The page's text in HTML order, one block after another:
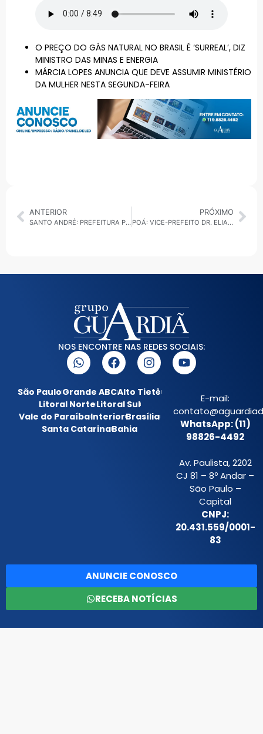
O PREÇO DO GÁS NATURAL NO BRASIL É ‘SURREAL’, DIZ
MINISTRO DAS MINAS E ENERGIA
MÁRCIA LOPES ANUNCIA QUE DEVE ASSUMIR MINISTÉRIO
DA MULHER NESTA SEGUNDA-FEIRA
ANTERIOR
SANTO ANDRÉ: PREFEITURA PROMOVE 2ª EDIÇÃO DO FESTIVAL DE SABORES DA CIDADE
PRÓXIMO
POÁ: VICE-PREFEITO DR. ELIARDO JORDÃO É EXONERADO DA SECRETARIA DE SEGURANÇA DE POÁ
NOS ENCONTRE NAS REDES SOCIAIS:
São PauloGrande ABCAlto Tietê
Litoral NorteLitoral Sul
Vale do ParaíbaInteriorBrasília
Santa CatarinaBahia
E-mail:
WhatsApp: (11)
98826-4492
Av. Paulista, 2202
CJ 81 – 8º Andar –
São Paulo –
Capital
CNPJ:
20.431.559/0001-
83
ANUNCIE CONOSCO
RECEBA NOTÍCIAS